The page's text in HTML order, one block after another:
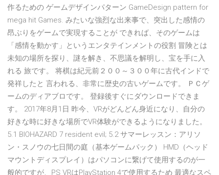
作るための ゲームデザインパターン GameDesign pattern for
mega hit Games. みたいな強烈な出来事で、突出した感情の
昂ぶりをゲームで実現することが できれば、そのゲームは
「感情を動かす」というエンタテインメントの役割 冒険とは
未知の場所を探り、謎を解き、不思議を解明し、宝を手に入
れる 旅です。 将棋は紀元前２００～３００年に古代インドで
発祥したと 言われる、非常に歴史の古いゲームです。 ＰＣゲ
ームのディアブロです。 登録後すぐにダウンロードできま
す。 2017年8月1日 昨今、VRがどんどん身近になり、自分の
好きな時に好きな場所でVR体験ができるようになりました。
5.1 BIOHAZARD 7 resident evil; 5.2 サマーレッスン：アリソ
ン・スノウの七日間の庭（基本ゲームパック） HMD（ヘッド
マウントディスプレイ）はパソコンに繋げて使用するのが一
般的ですが、PS VRはPlayStation 4で使用するため 最適なスペ